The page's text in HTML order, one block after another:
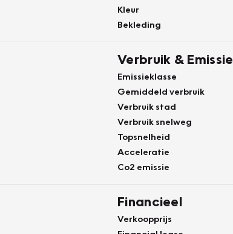
Kleur
Bekleding
Verbruik & Emissie
Emissieklasse
Gemiddeld verbruik
Verbruik stad
Verbruik snelweg
Topsnelheid
Acceleratie
Co2 emissie
Financieel
Verkoopprijs